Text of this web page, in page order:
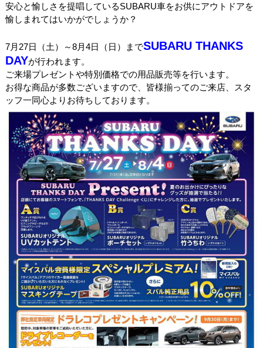
安心と愉しさを提唱しているSUBARU車をお供にアウトドアを
愉しまれてはいかがでしょうか？
7月27日（土）～8月4日（日）までSUBARU THANKS
DAYが行われます。
ご来場プレゼントや特別価格での用品販売等を行います。
お得な商品が多数ございますので、皆様揃ってのご来店、スタ
ッフ一同心よりお待ちしております。